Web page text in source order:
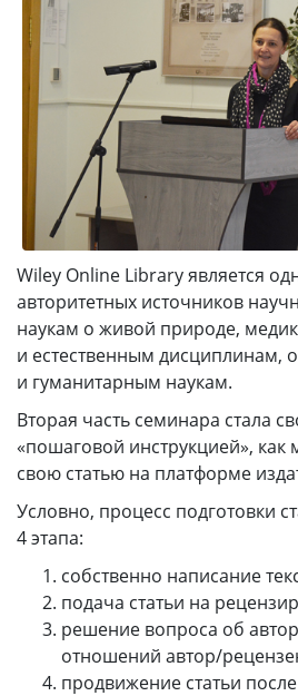
Wiley Online Library является
авторитетных источников
наукам о живой природе,
и естественным дисциплинам,
и гуманитарным наукам.
Вторая часть семинара стала
«пошаговой инструкцией»,
свою статью на платформе
Условно, процесс подготовки
4 этапа:
собственно написание
подача статьи на
решение вопроса об
отношений автор/
продвижение статьи